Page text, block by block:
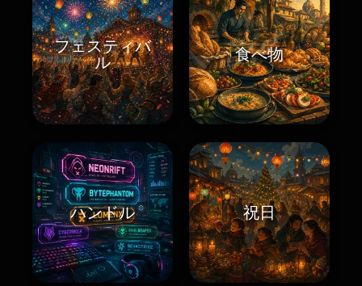
フェスティバ
ル
食べ物
ハンドル 祝日